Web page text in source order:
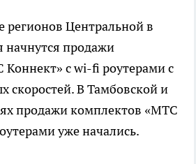
регионов Центральной в
продажи
с wi-fi роутерами с
скоростей. В Тамбовской и
продажи комплектов «МТС
уже начались.